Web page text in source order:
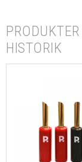
HISTORIK